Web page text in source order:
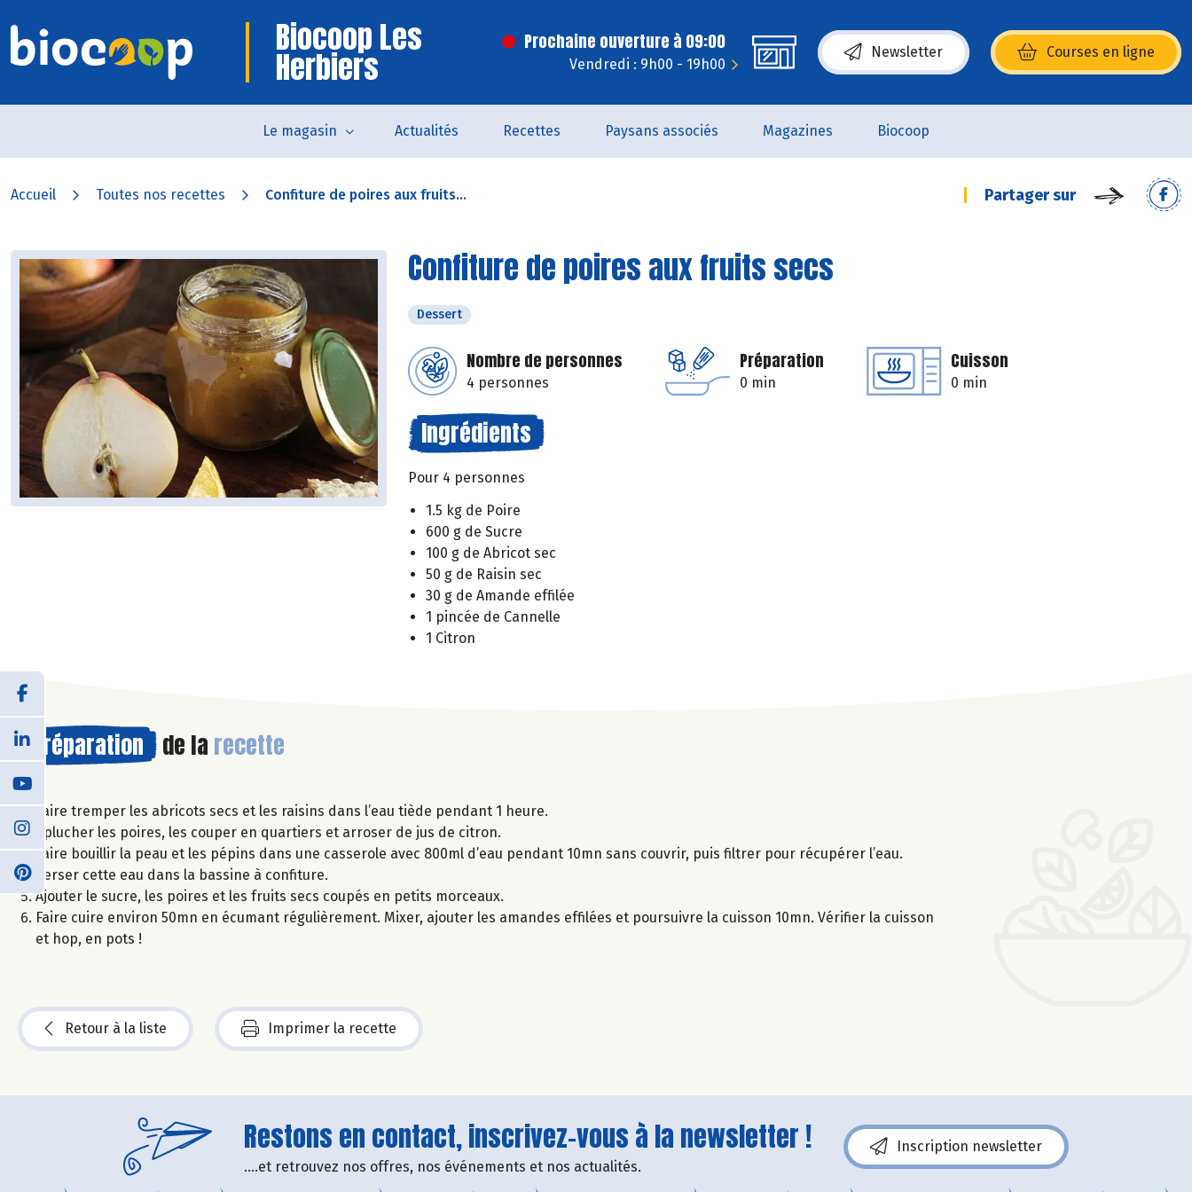
Biocoop Les
Herbiers
Prochaine ouverture à 09:00
Vendredi : 9h00 - 19h00
Newsletter Courses en ligne
(s’ouvre dans une nouvelle fenêtre)
Le magasin Actualités Recettes Paysans associés Magazines Biocoop
Accueil Toutes nos recettes Confiture de poires aux fruits... Partager sur
Confiture de poires aux fruits secs
Dessert
Nombre de personnes
4 personnes
Préparation
0 min
Cuisson
0 min
Ingrédients
Pour 4 personnes
1.5 kg de Poire
600 g de Sucre
100 g de Abricot sec
50 g de Raisin sec
30 g de Amande effilée
1 pincée de Cannelle
1 Citron
Préparation de la recette
Faire tremper les abricots secs et les raisins dans l’eau tiède pendant 1 heure.
Eplucher les poires, les couper en quartiers et arroser de jus de citron.
Faire bouillir la peau et les pépins dans une casserole avec 800ml d’eau pendant 10mn sans couvrir, puis filtrer pour récupérer l’eau.
Verser cette eau dans la bassine à confiture.
Ajouter le sucre, les poires et les fruits secs coupés en petits morceaux.
Faire cuire environ 50mn en écumant régulièrement. Mixer, ajouter les amandes effilées et poursuivre la cuisson 10mn. Vérifier la cuisson
et hop, en pots !
Retour à la liste Imprimer la recette
Restons en contact, inscrivez-vous à la newsletter !
....et retrouvez nos offres, nos événements et nos actualités.
Inscription newsletter